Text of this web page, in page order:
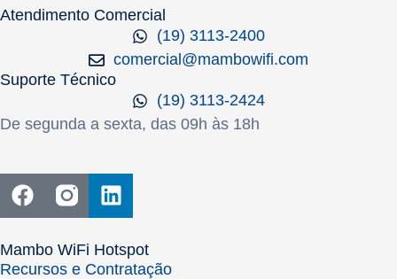
Atendimento Comercial
(19) 3113-2400
comercial@mambowifi.com
Suporte Técnico
(19) 3113-2424
De segunda a sexta, das 09h às 18h
Mambo WiFi Hotspot
Recursos e Contratação